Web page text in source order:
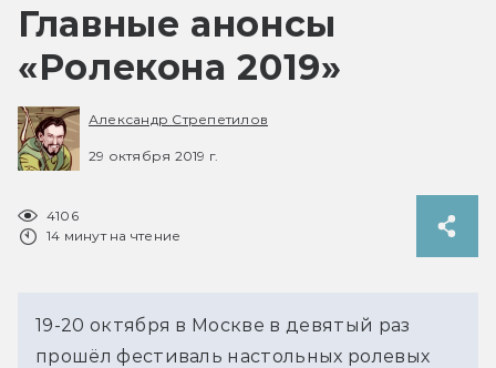
Главные анонсы
«Ролекона 2019»
Александр Стрепетилов
29 октября 2019 г.
4106
14 минут на чтение
19-20 октября в Москве в девятый раз
прошёл фестиваль настольных ролевых